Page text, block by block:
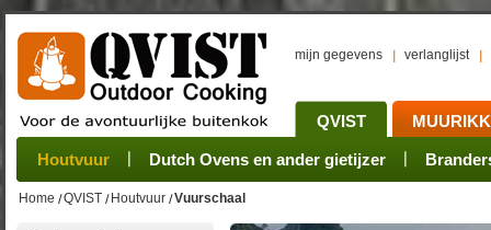
mijn gegevens verlanglijst
QVIST
Houtvuur Dutch Ovens en ander gietijzer
Grillplaat & ijzers Pannen Rookovens
Oogsten Verwerken Bewaren Onderhoud
Sets Stoves Camping sets Pots, Pans, Kettles
Home QVIST Houtvuur Vuurschaal